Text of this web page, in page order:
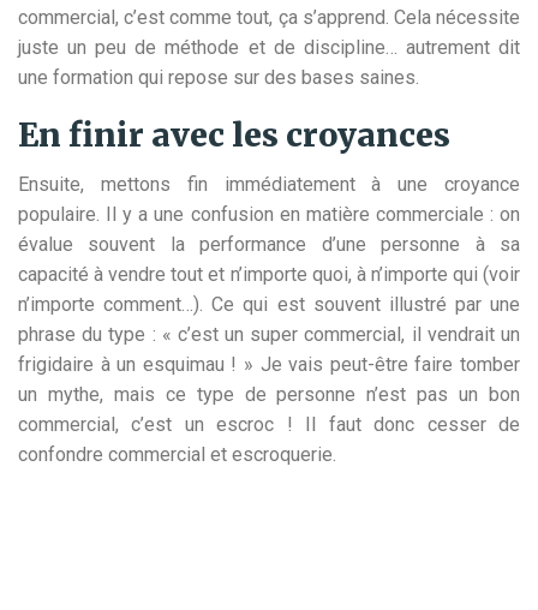
commercial, c’est comme tout, ça s’apprend. Cela nécessite
juste un peu de méthode et de discipline… autrement dit
une formation qui repose sur des bases saines.
En finir avec les croyances
Ensuite, mettons fin immédiatement à une croyance
populaire. Il y a une confusion en matière commerciale : on
évalue souvent la performance d’une personne à sa
capacité à vendre tout et n’importe quoi, à n’importe qui (voir
n’importe comment…). Ce qui est souvent illustré par une
phrase du type : « c’est un super commercial, il vendrait un
frigidaire à un esquimau ! » Je vais peut-être faire tomber
un mythe, mais ce type de personne n’est pas un bon
commercial, c’est un escroc ! Il faut donc cesser de
confondre commercial et escroquerie.